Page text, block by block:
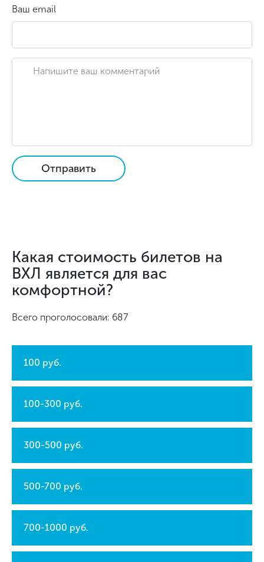
Ваш email
Отправить
Какая стоимость билетов на
ВХЛ является для вас
комфортной?
Всего проголосовали: 687
100 руб.
100-300 руб.
300-500 руб.
500-700 руб.
700-1000 руб.